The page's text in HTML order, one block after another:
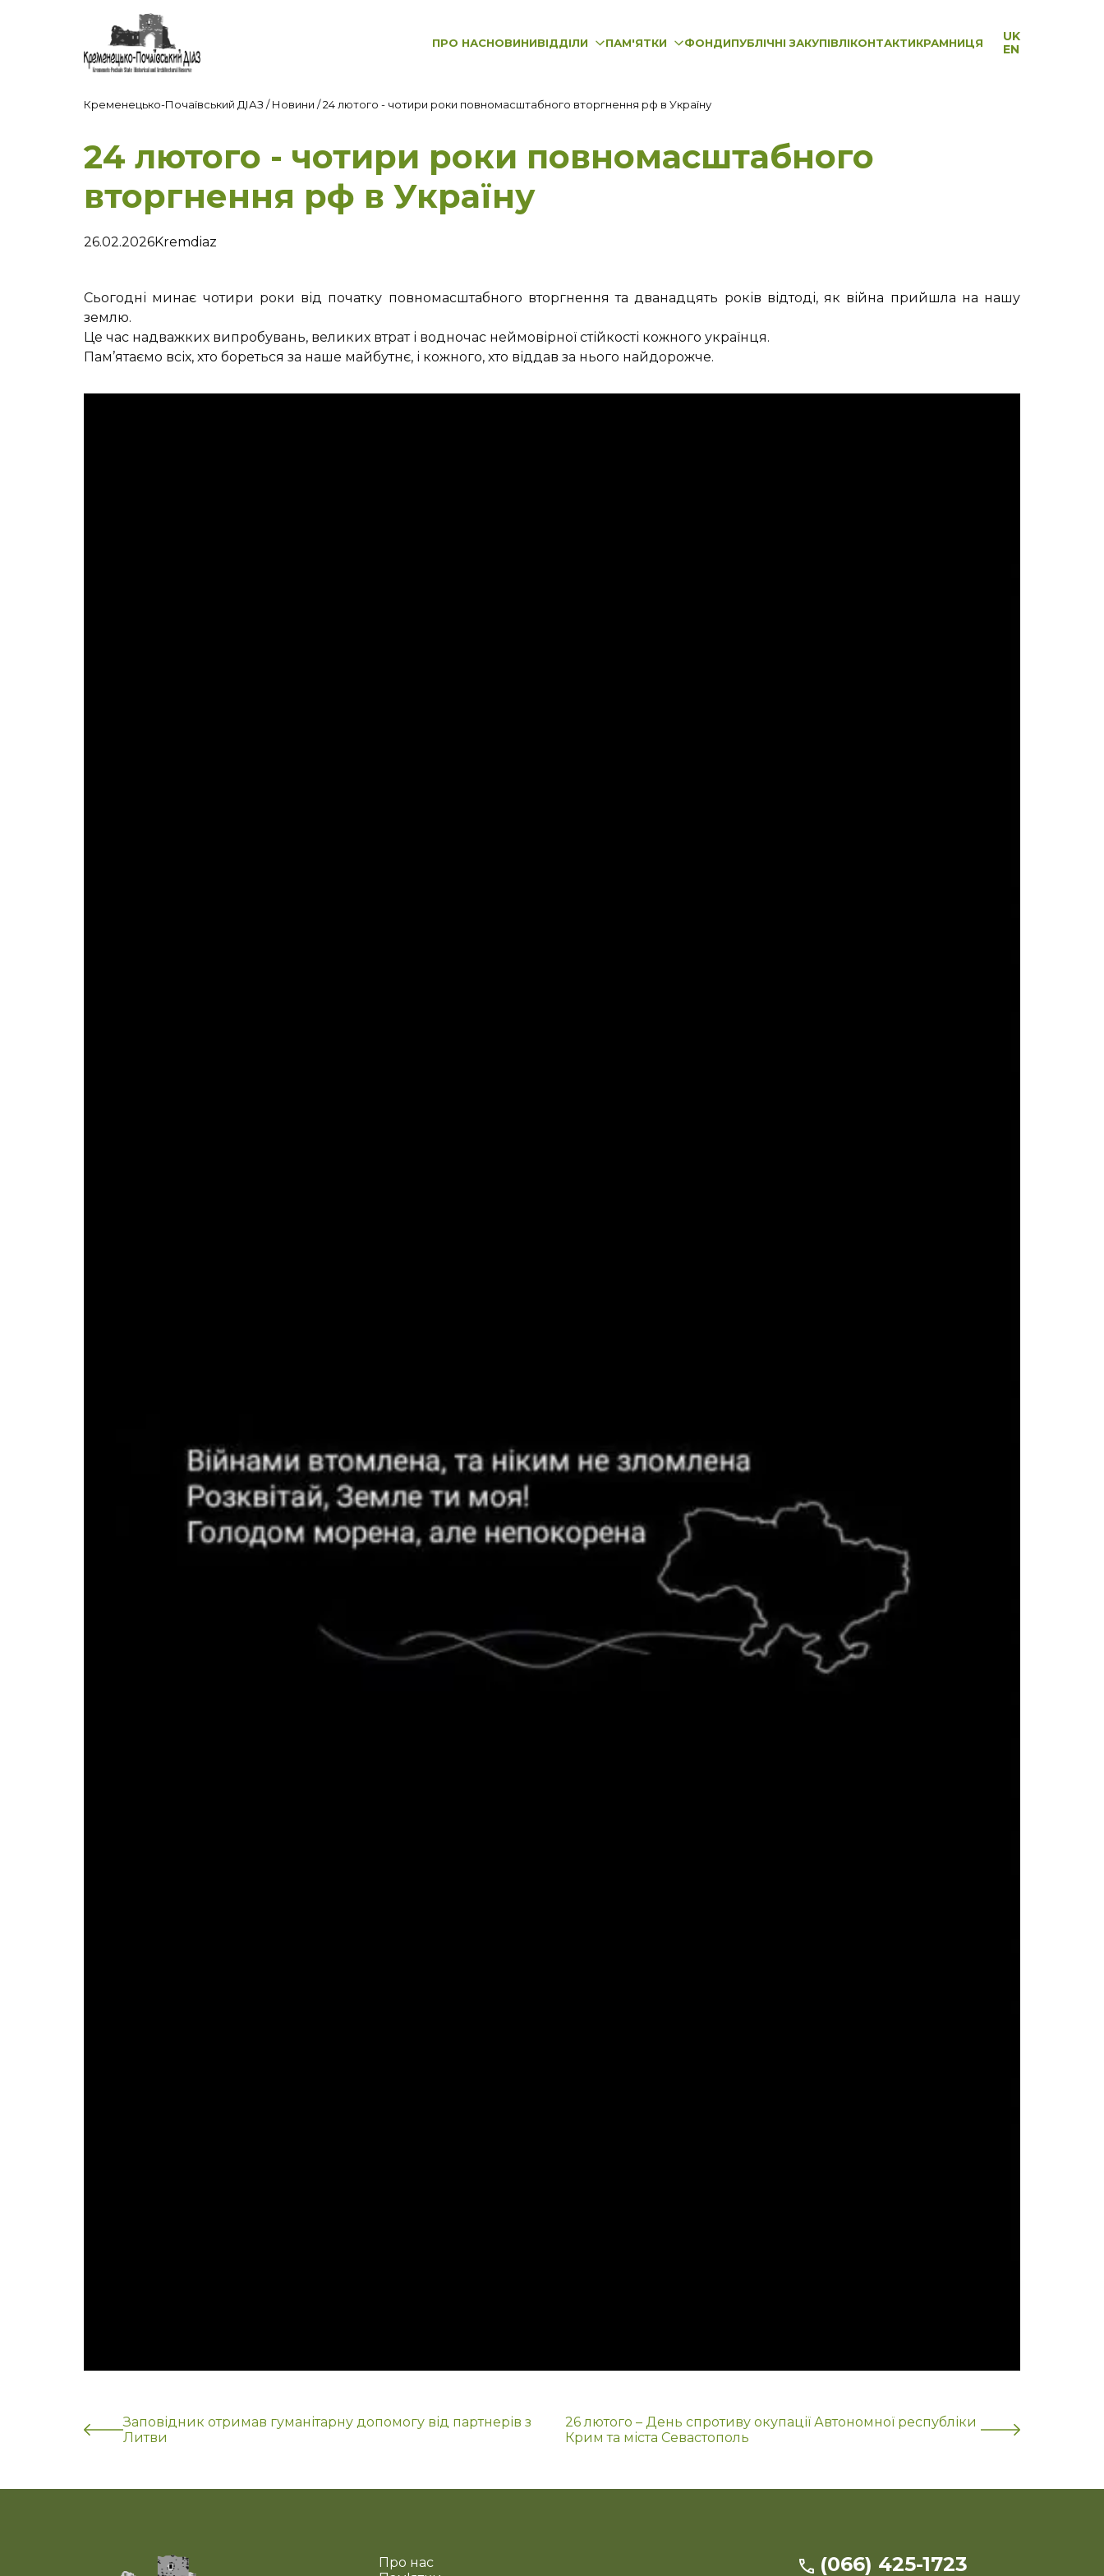
ПРО НАСНОВИНИВІДДІЛИ ПАМ'ЯТКИ ФОНДИПУБЛІЧНІ ЗАКУПІВЛІКОНТАКТИКРАМНИЦЯ
UK
EN
Кременецько-Почаївський ДІАЗ /Новини /24 лютого - чотири роки повномасштабного вторгнення рф в Україну
24 лютого - чотири роки повномасштабного
вторгнення рф в Україну
26.02.2026Kremdiaz
Сьогодні минає чотири роки від початку повномасштабного вторгнення та дванадцять років відтоді, як війна прийшла на нашу
землю.
Це час надважких випробувань, великих втрат і водночас неймовірної стійкості кожного українця.
Пам’ятаємо всіх, хто бореться за наше майбутнє, і кожного, хто віддав за нього найдорожче.
Заповідник отримав гуманітарну допомогу від партнерів з
Литви
26 лютого – День спротиву окупації Автономної республіки
Крим та міста Севастополь
Про нас
(066) 425-1723